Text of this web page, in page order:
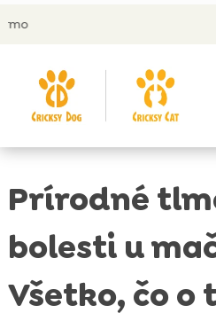
🤝 Môžeš
Prírodné
bolesti u
Všetko, čo o